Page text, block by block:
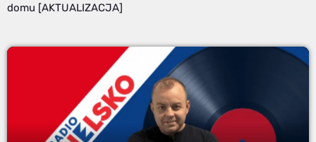
domu [AKTUALIZACJA]